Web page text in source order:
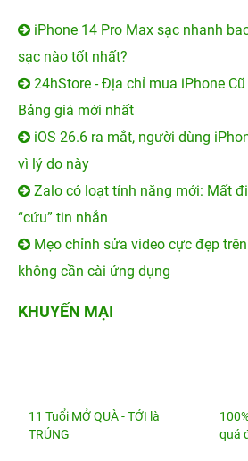
iPhone 14 Pro Max sạc nhanh
sạc nào tốt nhất?
24hStore - Địa chỉ mua iPhone
Bảng giá mới nhất
iOS 26.6 ra mắt, người dùng
vì lý do này
Zalo có loạt tính năng mới: Mất
“cứu” tin nhắn
Mẹo chỉnh sửa video cực đẹp
không cần cài ứng dụng
KHUYẾN MẠI
11 Tuổi MỞ QUÀ - TỚI là
TRÚNG
quá